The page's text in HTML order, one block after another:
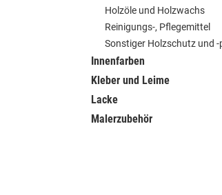
Holzöle und Holzwachs
Reinigungs-, Pflegemittel
Sonstiger Holzschutz und -
Innenfarben
Kleber und Leime
Lacke
Malerzubehör